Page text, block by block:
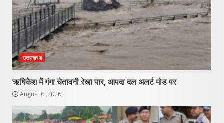
उत्तराखण्ड
ऋषिकेश में गंगा चेतावनी रेखा पार, आपदा दल अलर्ट मोड पर
August 6, 2026